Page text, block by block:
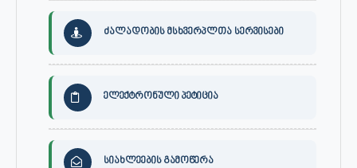
ძალადობის მსხვერპლთა სერვისები
ელექტრონული პეტიცია
სიახლეების გამოწერა